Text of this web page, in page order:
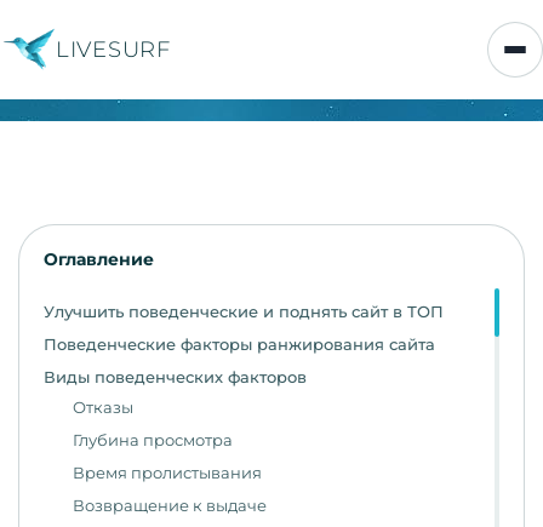
LIVESURF
Оглавление
Улучшить поведенческие и поднять сайт в ТОП
Поведенческие факторы ранжирования сайта
Виды поведенческих факторов
Отказы
Глубина просмотра
Время пролистывания
Возвращение к выдаче